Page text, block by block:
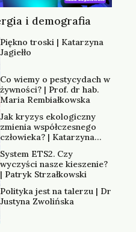
i demografia
Piękno troski | Katarzyna
Jagiełło
Co wiemy o pestycydach w
żywności? | Prof. dr hab.
Maria Rembiałkowska
Jak kryzys ekologiczny
zmienia współczesnego
człowieka? | Katarzyna
System ETS2. Czy
wyczyści nasze kieszenie?
| Patryk Strzałkowski
Polityka jest na talerzu | Dr
Justyna Zwolińska